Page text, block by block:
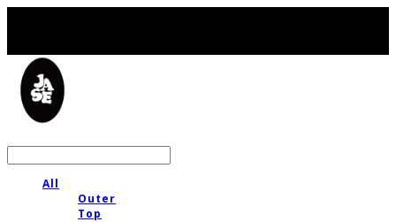
All
Outer
Top